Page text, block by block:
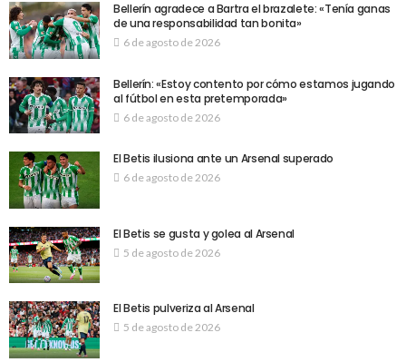
Bellerín agradece a Bartra el brazalete: «Tenía ganas
de una responsabilidad tan bonita»
6 de agosto de 2026
Bellerín: «Estoy contento por cómo estamos jugando
al fútbol en esta pretemporada»
6 de agosto de 2026
El Betis ilusiona ante un Arsenal superado
6 de agosto de 2026
El Betis se gusta y golea al Arsenal
5 de agosto de 2026
El Betis pulveriza al Arsenal
5 de agosto de 2026